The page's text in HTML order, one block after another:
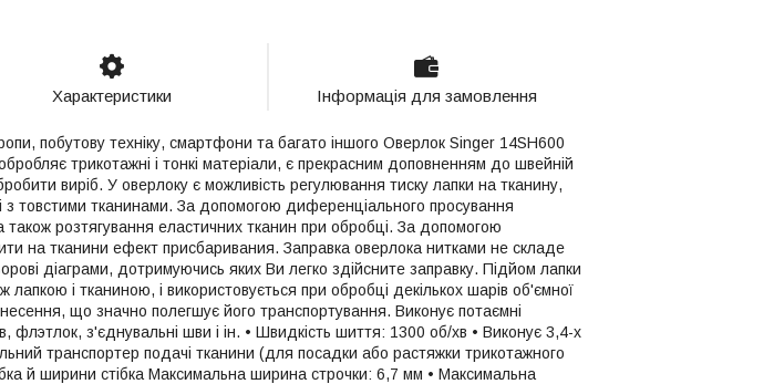
Характеристики Інформація для замовлення
побутову техніку, смартфони та багато іншого Оверлок Singer 14SH600
трикотажні і тонкі матеріали, є прекрасним доповненням до швейній
виріб. У оверлоку є можливість регулювання тиску лапки на тканину,
товстими тканинами. За допомогою диференціального просування
також розтягування еластичних тканин при обробці. За допомогою
на тканини ефект присбаривания. Заправка оверлока нитками не складе
діаграми, дотримуючись яких Ви легко здійсните заправку. Підйом лапки
і тканиною, і використовується при обробці декількох шарів об'ємної
що значно полегшує його транспортування. Виконує потаємні
флэтлок, з'єднувальні шви і ін. • Швидкість шиття: 1300 об/хв • Виконує 3,4-х
транспортер подачі тканини (для посадки або растяжки трикотажного
й ширини стібка Максимальна ширина строчки: 6,7 мм • Максимальна